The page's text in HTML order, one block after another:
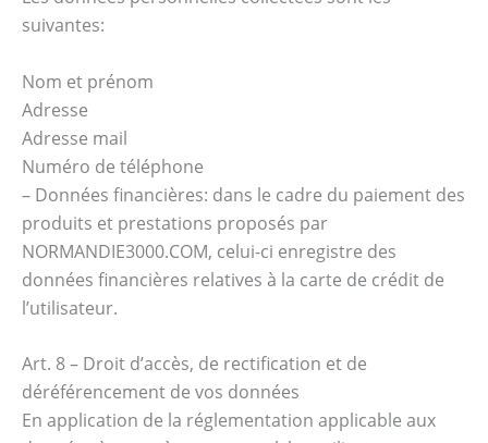
suivantes:
Nom et prénom
Adresse
Adresse mail
Numéro de téléphone
– Données financières: dans le cadre du paiement des
produits et prestations proposés par
NORMANDIE3000.COM, celui-ci enregistre des
données financières relatives à la carte de crédit de
l’utilisateur.
Art. 8 – Droit d’accès, de rectification et de
déréférencement de vos données
En application de la réglementation applicable aux